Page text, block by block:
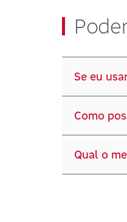
Se eu
Como
Qual o